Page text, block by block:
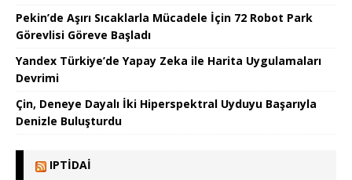
Pekin’de Aşırı Sıcaklarla Mücadele İçin 72 Robot Park
Görevlisi Göreve Başladı
Yandex Türkiye’de Yapay Zeka ile Harita Uygulamaları
Devrimi
Çin, Deneye Dayalı İki Hiperspektral Uyduyu Başarıyla
Denizle Buluşturdu
IPTIDAI